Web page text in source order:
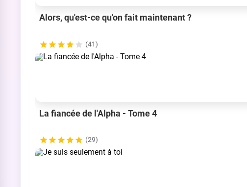
Alors, qu'est-ce qu'on fait maintenant ?
(41)
La fiancée de l'Alpha - Tome 4
(29)